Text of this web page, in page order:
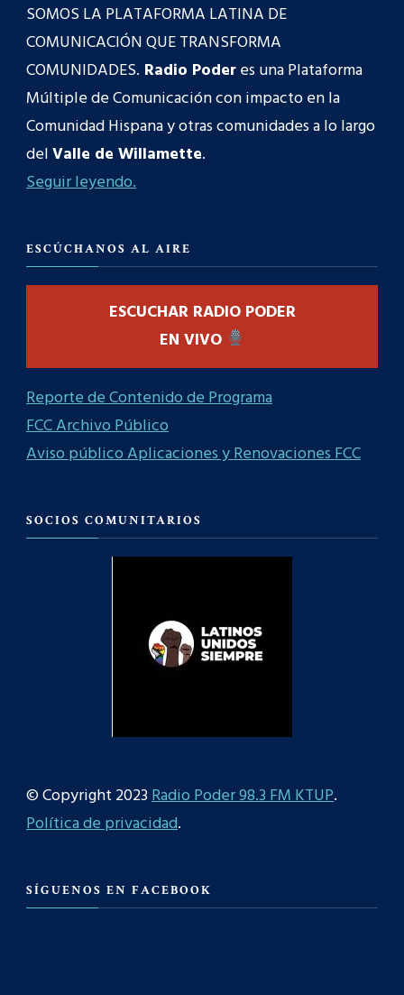
SOMOS LA PLATAFORMA LATINA DE
COMUNICACIÓN QUE TRANSFORMA
COMUNIDADES. Radio Poderes una Plataforma
Múltiple de Comunicación con impacto en la
Comunidad Hispana y otras comunidades a lo largo
delValle de Willamette.
Seguir leyendo.
ESCÚCHANOS AL AIRE
ESCUCHAR RADIO PODER
EN VIVO
Reporte de Contenido de Programa
FCC Archivo Público
Aviso público Aplicaciones y Renovaciones FCC
SOCIOS COMUNITARIOS
© Copyright 2023Radio Poder 98.3 FM KTUP.
Política de privacidad.
SÍGUENOS EN FACEBOOK